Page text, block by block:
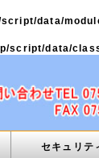
data/
script/data/
セキュリテ